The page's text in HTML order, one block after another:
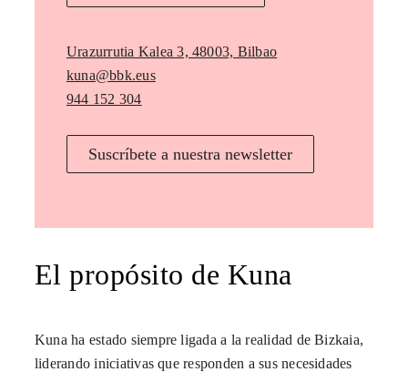
Urazurrutia Kalea 3, 48003, Bilbao
kuna@bbk.eus
944 152 304
Suscríbete a nuestra newsletter
El propósito de Kuna
Kuna ha estado siempre ligada a la realidad de Bizkaia,
liderando iniciativas que responden a sus necesidades